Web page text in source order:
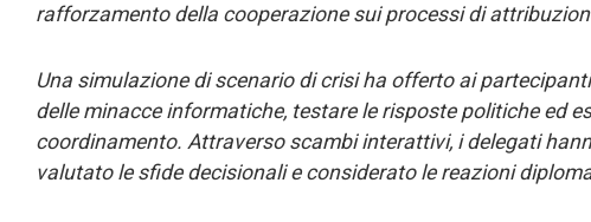
rafforzamento della cooperazione sui processi di
Una simulazione di scenario di crisi ha offerto ai
delle minacce informatiche, testare le risposte politiche ed
coordinamento. Attraverso scambi interattivi, i delegati
valutato le sfide decisionali e considerato le reazioni